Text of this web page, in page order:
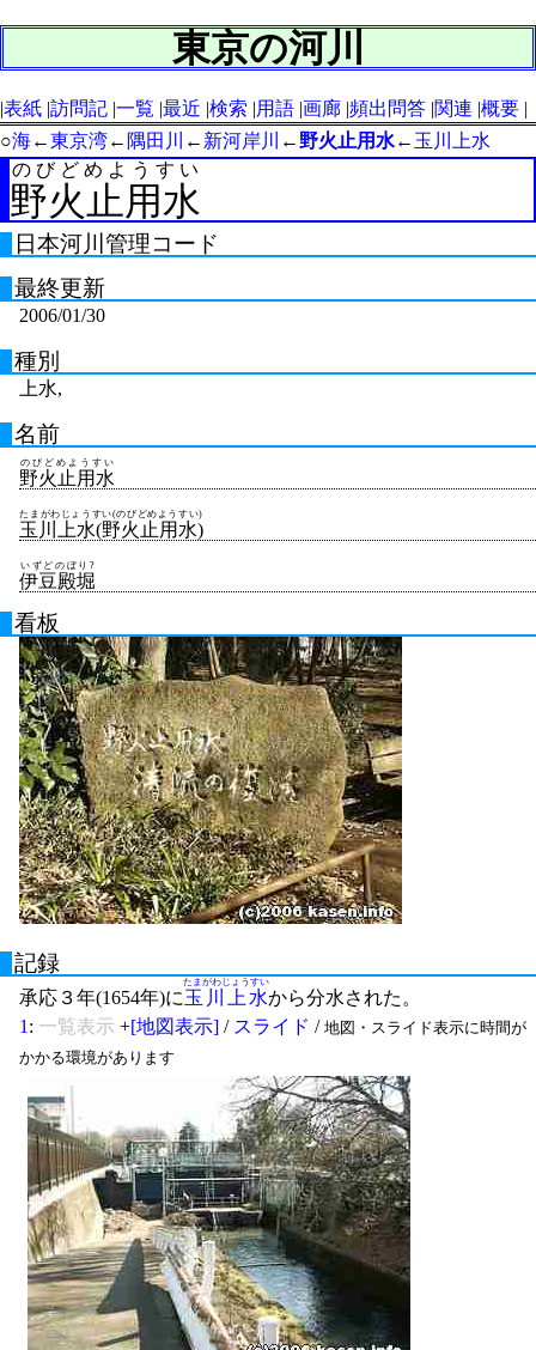
東京の河川
表紙 訪問記 一覧 最近 検索 用語 画廊 頻出問答 関連 概要
○海←東京湾← 隅田川 ← 新河岸川 ← 野火止用水← 玉川上水
野火止用水
のびどめようすい
日本河川管理コード
最終更新
2006/01/30
種別
上水,
名前
野火止用水
のびどめようすい
玉川上水(野火止用水)
たまがわじょうすい(のびどめようすい)
伊豆殿堀
いずどのぼり?
看板
記録
承応３年(1654年)に玉川上水
たまがわじょうすい
から分水された。
1 : 一覧表示 +[地図表示] / スライド / 地図・スライド表示に時間が
かかる環境があります